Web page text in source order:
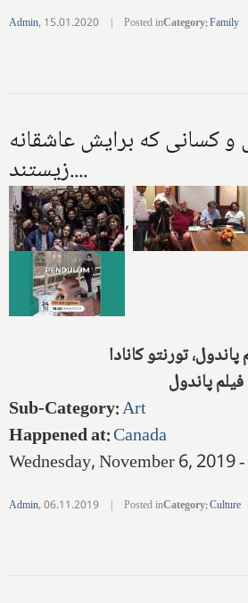
Admin, 15.01.2020 | Posted inCategory:Family
و کسانی که برایش عاشقانه
زیستند....
,
تورنتو کانادا
پاندول
Sub-Category:Art
Happened at:Canada
Wednesday, November 6, 2019
Admin,06.11.2019 | Posted inCategory:Culture